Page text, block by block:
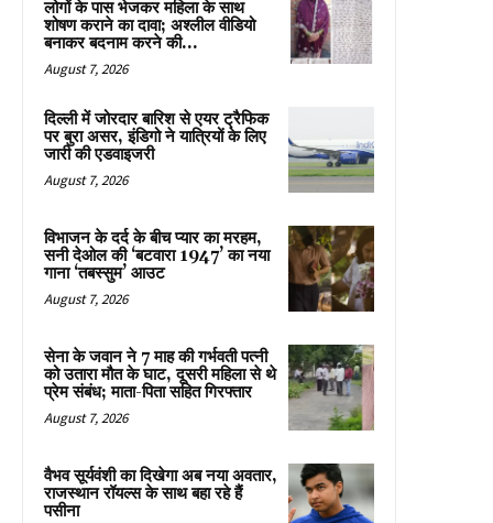
लोगों के पास भेजकर महिला के साथ
शोषण कराने का दावा; अश्लील वीडियो
बनाकर बदनाम करने की...
August 7, 2026
दिल्ली में जोरदार बारिश से एयर ट्रैफिक
पर बुरा असर, इंडिगो ने यात्रियों के लिए
जारी की एडवाइजरी
August 7, 2026
विभाजन के दर्द के बीच प्यार का मरहम,
सनी देओल की ‘बटवारा 1947’ का नया
गाना ‘तबस्सुम’ आउट
August 7, 2026
सेना के जवान ने 7 माह की गर्भवती पत्नी
को उतारा मौत के घाट, दूसरी महिला से थे
प्रेम संबंध; माता-पिता सहित गिरफ्तार
August 7, 2026
वैभव सूर्यवंशी का दिखेगा अब नया अवतार,
राजस्थान रॉयल्स के साथ बहा रहे हैं
पसीना